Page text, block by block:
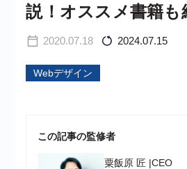
2020.07.18 2024.07.15
Webデザイン
説！オススメ書籍も
この記事の監修者
粟飯原 匠 |CEO